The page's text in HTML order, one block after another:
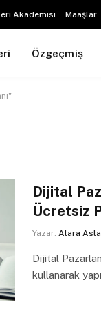
Akademisi Maaşlar
Özgeçmiş
Dijital
Ücretsiz
Yazar: Alara
Dijital
kullanarak